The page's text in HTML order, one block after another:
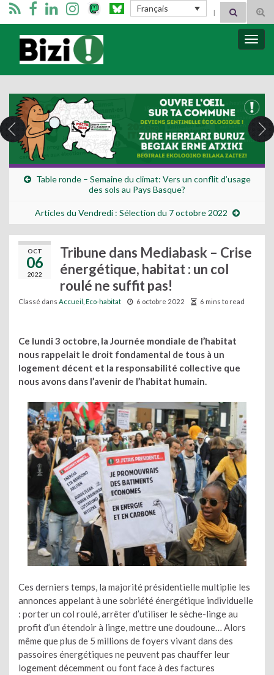
Français Search for:
Bizimugi
Table ronde – Semaine du climat: Vers un conflit d’usage
des sols au Pays Basque?
Articles du Vendredi : Sélection du 7 octobre 2022
OCT
06
2022
Tribune dans Mediabask – Crise
énergétique, habitat : un col
roulé ne suffit pas!
Classé dans Accueil Eco-habitat 6 octobre 2022 6 mins to read
Ce lundi 3 octobre, la Journée mondiale de l’habitat
nous rappelait le droit fondamental de tous à un
logement décent et la responsabilité collective que
nous avons dans l’avenir de l’habitat humain.
Ces derniers temps, la majorité présidentielle multiplie les
annonces appelant à une sobriété énergétique individuelle
: porter un col roulé, arrêter d’utiliser le sèche-linge au
profit d’un étendoir à linge, mettre une doudoune… Alors
même que plus de 5 millions de foyers vivant dans des
passoires énergétiques ne peuvent pas chauffer leur
logement décemment ou font face à des factures